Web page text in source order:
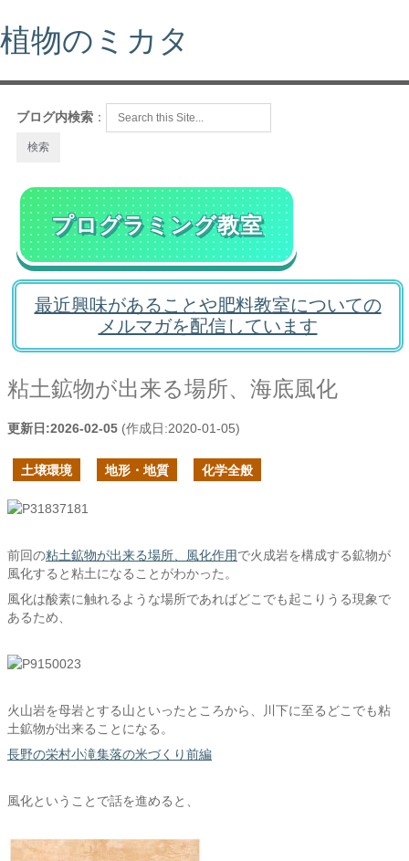
植物のミカタ
ブログ内検索 ：
プログラミング教室
最近興味があることや肥料教室についての
メルマガを配信しています
粘土鉱物が出来る場所、海底風化
更新日:2026-02-05 (作成日:2020-01-05)
土壌環境 地形・地質 化学全般
前回の粘土鉱物が出来る場所、風化作用で火成岩を構成する鉱物が
風化すると粘土になることがわかった。
風化は酸素に触れるような場所であればどこでも起こりうる現象で
あるため、
火山岩を母岩とする山といったところから、川下に至るどこでも粘
土鉱物が出来ることになる。
長野の栄村小滝集落の米づくり前編
風化ということで話を進めると、